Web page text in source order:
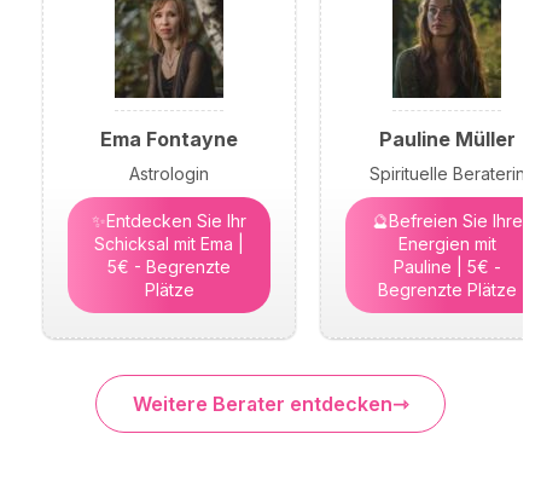
Ema Fontayne
Astrologin
✨Entdecken Sie Ihr
Schicksal mit Ema |
5€ - Begrenzte
Plätze
Pauline Müller
Spirituelle Beraterin
🔮Befreien Sie Ihre
Energien mit
Pauline | 5€ -
Begrenzte Plätze
Weitere Berater entdecken